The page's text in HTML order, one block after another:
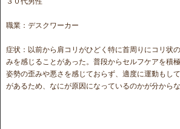
職業：デスクワーカー
症状：以前から肩コリがひどく特に首周りにコリ状
みを感じることがあった。普段からセルフケアを積
姿勢の歪みや悪さを感じておらず、適度に運動もし
があるため、なにが原因になっているのかが分からな